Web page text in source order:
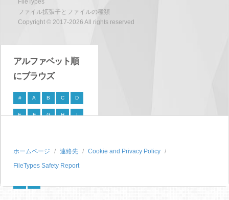
FileTypes
ファイル拡張子とファイルの種類
Copyright © 2017-2026 All rights reserved
アルファベット順
にブラウズ
# A B C D
E F G H I
P Q R S
T U V W X
ホームページ 連絡先
Cookie and Privacy Policy
FileTypes Safety Report